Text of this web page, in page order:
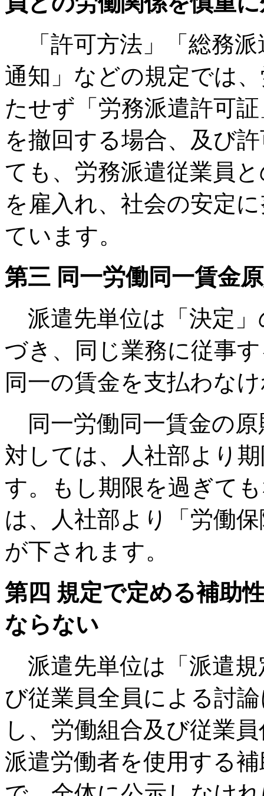
「許可方法」「総務
通知」などの規定では
たせず「労務派遣許可
を撤回する場合、及び
ても、労務派遣従業員
を雇入れ、社会の安定
ています。
第三 同一労働同一賃金
派遣先単位は「決定
づき、同じ業務に従事
同一の賃金を支払わな
同一労働同一賃金の
対しては、人社部より
す。もし期限を過ぎて
は、人社部より「労働
が下されます。
第四 規定で定める補助
ならない
派遣先単位は「派遣
び従業員全員による討
し、労働組合及び従業
派遣労働者を使用する